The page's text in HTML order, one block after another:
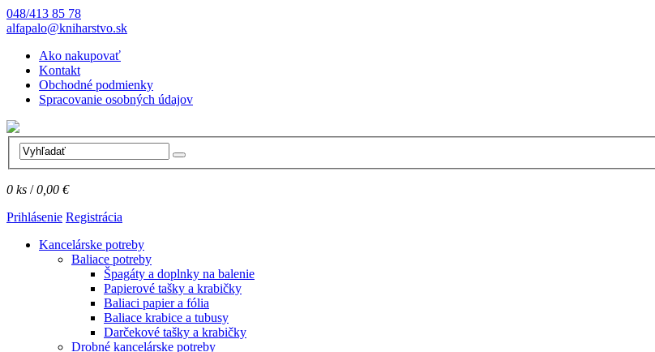
048/413 85 78
alfapalo@kniharstvo.sk
Ako nakupovať
Kontakt
Obchodné podmienky
Spracovanie osobných údajov
0 ks /0,00 €
Prihlásenie Registrácia
Kancelárske potreby
Baliace potreby
Špagáty a doplnky na balenie
Papierové tašky a krabičky
Baliaci papier a fólia
Baliace krabice a tubusy
Darčekové tašky a krabičky
Drobné kancelárske potreby